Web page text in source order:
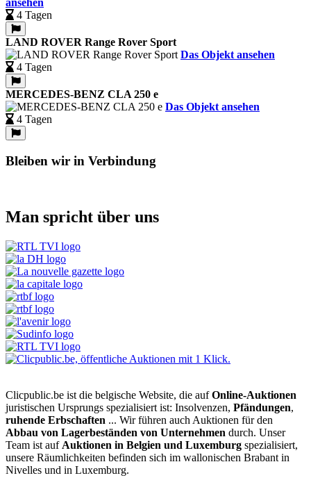
4 Tagen
LAND ROVER Range Rover Sport
Das Objekt ansehen
4 Tagen
MERCEDES-BENZ CLA 250 e
Das Objekt ansehen
4 Tagen
Bleiben wir in Verbindung
Man spricht über uns
Clicpublic.be ist die belgische Website, die aufOnline-Auktionen
juristischen Ursprungs spezialisiert ist: Insolvenzen, Pfändungen,
ruhende Erbschaften ... Wir führen auch Auktionen für den
Abbau von Lagerbeständen von Unternehmen durch. Unser
Team ist auf Auktionen in Belgien und Luxemburg spezialisiert,
unsere Räumlichkeiten befinden sich im wallonischen Brabant in
Nivelles und in Luxemburg.